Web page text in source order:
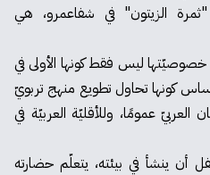
"ثمرة الزيتون" في شفاعمرو، هي
خصوصيّتها ليس فقط كونها الأولى في
كونها تحاول تطويع منهج تربويّ
عمومًا، وللأقليّة العربيّة في
أن ينشأ في بيئته، يتعلّم حضارته